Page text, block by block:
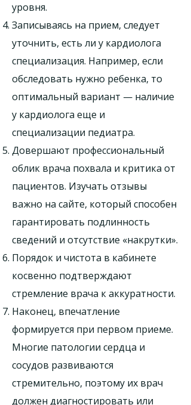
уровня.
Записываясь на прием, следует
уточнить, есть ли у кардиолога
специализация. Например, если
обследовать нужно ребенка, то
оптимальный вариант — наличие
у кардиолога еще и
специализации педиатра.
Довершают профессиональный
облик врача похвала и критика от
пациентов. Изучать отзывы
важно на сайте, который способен
гарантировать подлинность
сведений и отсутствие «накрутки».
Порядок и чистота в кабинете
косвенно подтверждают
стремление врача к аккуратности.
Наконец, впечатление
формируется при первом приеме.
Многие патологии сердца и
сосудов развиваются
стремительно, поэтому их врач
должен диагностировать или